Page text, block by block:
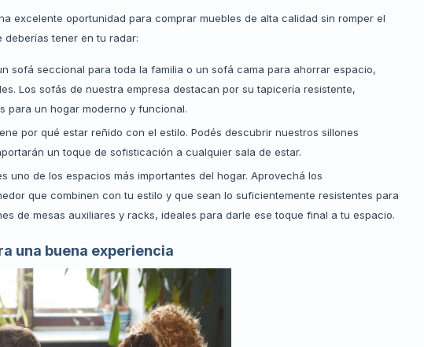
excelente oportunidad para comprar muebles de alta calidad sin romper el
deberías tener en tu radar:
sofá seccional para toda la familia o un sofá cama para ahorrar espacio,
Los sofás de nuestra empresa destacan por su tapicería resistente,
para un hogar moderno y funcional.
por qué estar reñido con el estilo. Podés descubrir nuestros sillones
un toque de sofisticación a cualquier sala de estar.
uno de los espacios más importantes del hogar. Aprovechá los
que combinen con tu estilo y que sean lo suficientemente resistentes para
de mesas auxiliares y racks, ideales para darle ese toque final a tu espacio.
una buena experiencia